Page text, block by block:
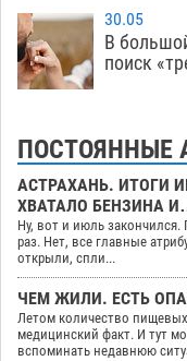
30.05
В
поиск
ПОСТОЯННЫЕ
АСТРАХАНЬ. ИТОГИ
ХВАТАЛО БЕНЗИНА
Ну, вот и июль
раз. Нет, все главные
открыли, спли...
ЧЕМ ЖИЛИ. ЕСТЬ
Летом количество пищевых
медицинский факт. И тут
вспоминать недавнюю